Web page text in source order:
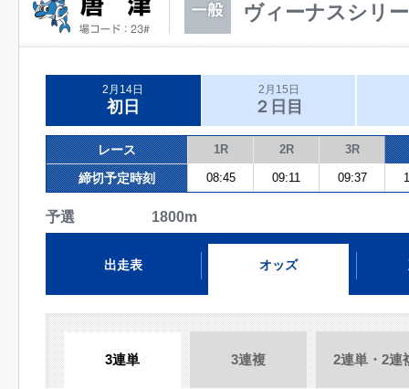
ヴィーナスシリ
2月14日
初日
2月15日
２日目
レース 1R 2R 3R
締切予定時刻 08:45 09:11 09:37
予選 1800m
出走表 オッズ
3連単 3連複 2連単・2連